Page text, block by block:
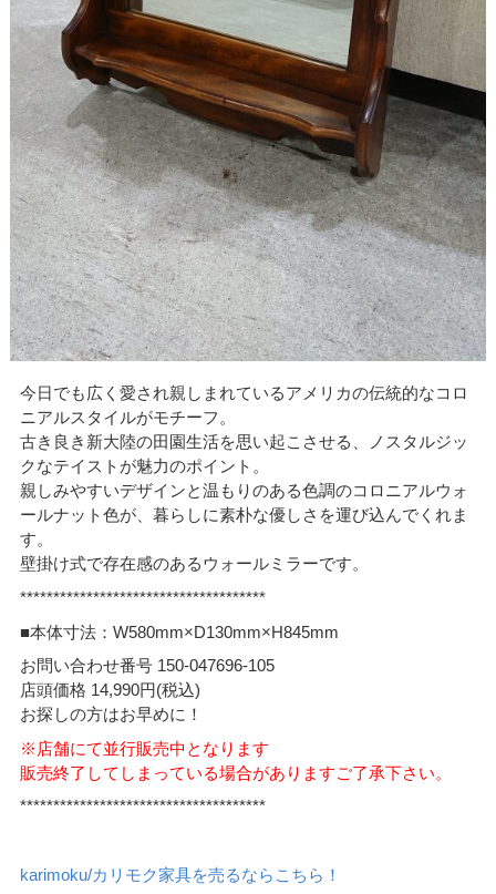
今日でも広く愛され親しまれているアメリカの伝統的なコロ
ニアルスタイルがモチーフ。
古き良き新大陸の田園生活を思い起こさせる、ノスタルジッ
クなテイストが魅力のポイント。
親しみやすいデザインと温もりのある色調のコロニアルウォ
ールナット色が、暮らしに素朴な優しさを運び込んでくれま
す。
壁掛け式で存在感のあるウォールミラーです。
*************************************
■本体寸法：W580mm×D130mm×H845mm
お問い合わせ番号 150-047696-105
店頭価格 14,990円(税込)
お探しの方はお早めに！
※店舗にて並行販売中となります
販売終了してしまっている場合がありますご了承下さい。
*************************************
karimoku/カリモク家具を売るならこちら！